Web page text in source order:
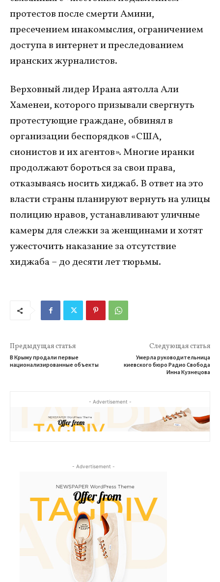
протестов после смерти Амини,
пресечением инакомыслия, ограничением
доступа в интернет и преследованием
иранских журналистов.
Верховный лидер Ирана аятолла Али
Хаменеи, которого призывали свергнуть
протестующие граждане, обвинял в
организации беспорядков «США,
сионистов и их агентов». Многие иранки
продолжают бороться за свои права,
отказываясь носить хиджаб. В ответ на это
власти страны планируют вернуть на улицы
полицию нравов, устанавливают уличные
камеры для слежки за женщинами и хотят
ужесточить наказание за отсутствие
хиджаба – до десяти лет тюрьмы.
Предыдущая статья
В Крыму продали первые
национализированные объекты
Следующая статья
Умерла руководительница
киевского бюро Радио Свобода
Инна Кузнецова
- Advertisement -
- Advertisement -